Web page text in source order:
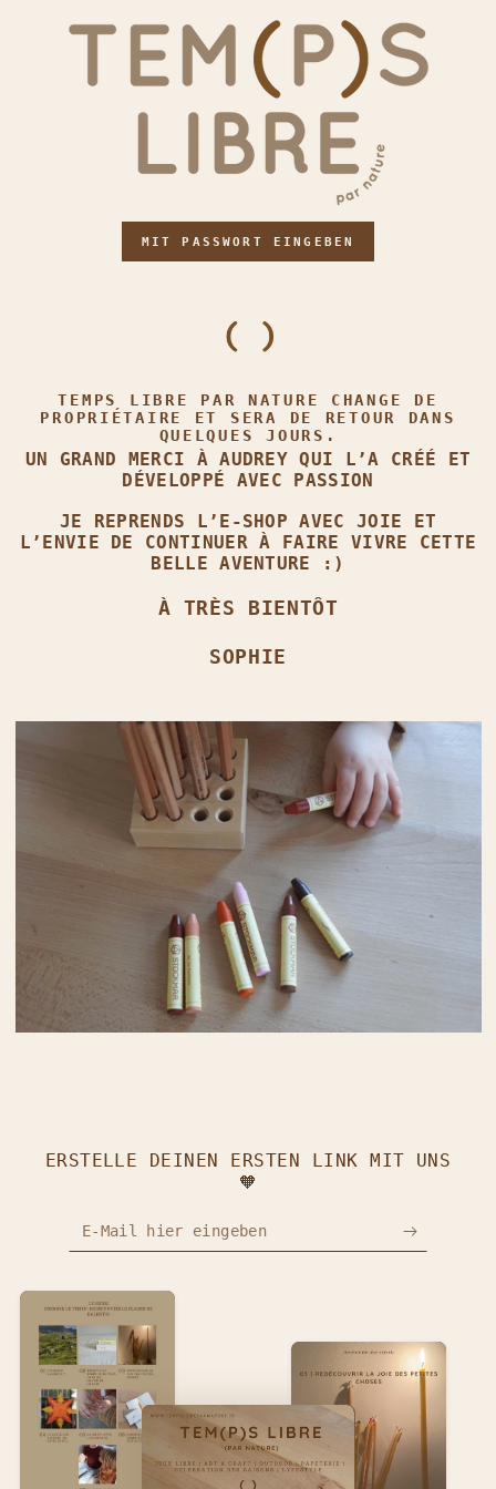
MIT PASSWORT EINGEBEN
TEMPS LIBRE PAR NATURE CHANGE DE
PROPRIÉTAIRE ET SERA DE RETOUR DANS
QUELQUES JOURS.
UN GRAND MERCI À AUDREY QUI L’A CRÉÉ ET
DÉVELOPPÉ AVEC PASSION
JE REPRENDS L’E‑SHOP AVEC JOIE ET
L’ENVIE DE CONTINUER À FAIRE VIVRE CETTE
BELLE AVENTURE :)
À TRÈS BIENTÔT
SOPHIE
ERSTELLE DEINEN ERSTEN LINK MIT UNS
🧡
E-Mail hier eingeben